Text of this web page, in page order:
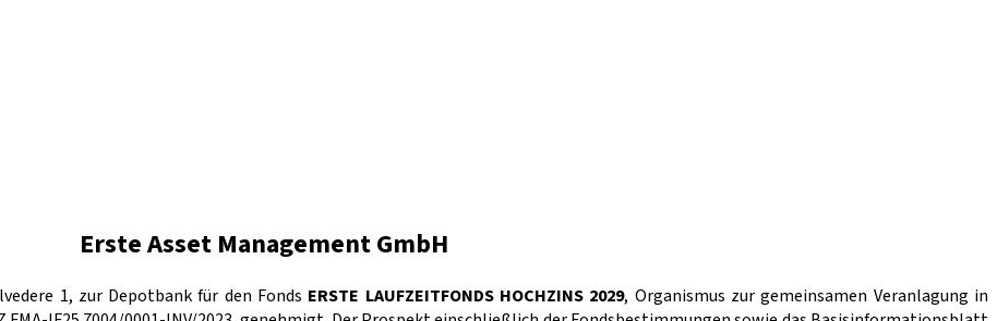
Erste Asset Management GmbH
1, zur Depotbank für den Fonds ERSTE LAUFZEITFONDS HOCHZINS 2029, Organismus zur gemeinsamen Veranlagung in